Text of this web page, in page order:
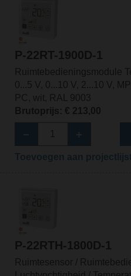
P-22RT-1900D-1
Ruimtebedieningsmodule
0...5 V, 0...10 V, 2...10 V,
PC, wit, RAL 9003
Brutoprijs: € 213,00
P-22RTH-1800D-1
Ruimtesensor /